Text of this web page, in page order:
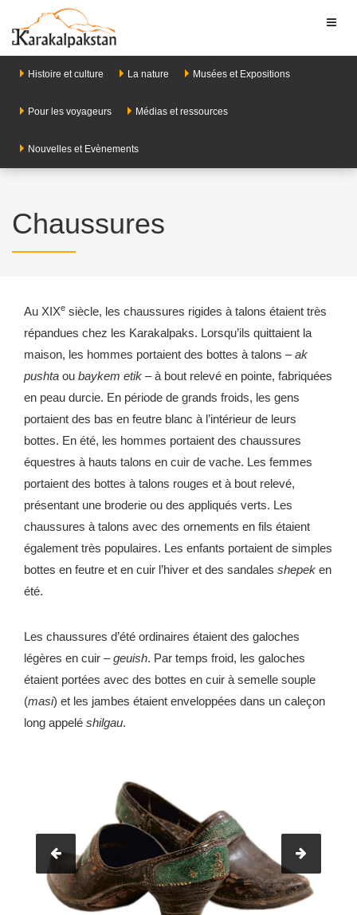
Histoire et culture La nature Musées et Expositions
Pour les voyageurs Médias et ressources
Nouvelles et Evènements
Chaussures
Au XIXe siècle, les chaussures rigides à talons étaient très
répandues chez les Karakalpaks. Lorsqu’ils quittaient la
maison, les hommes portaient des bottes à talons –ak
pushta ou baykem etik – à bout relevé en pointe, fabriquées
en peau durcie. En période de grands froids, les gens
portaient des bas en feutre blanc à l’intérieur de leurs
bottes. En été, les hommes portaient des chaussures
équestres à hauts talons en cuir de vache. Les femmes
portaient des bottes à talons rouges et à bout relevé,
présentant une broderie ou des appliqués verts. Les
chaussures à talons avec des ornements en fils étaient
également très populaires. Les enfants portaient de simples
bottes en feutre et en cuir l’hiver et des sandales shepek en
été.
Les chaussures d’été ordinaires étaient des galoches
légères en cuir –geuish. Par temps froid, les galoches
étaient portées avec des bottes en cuir à semelle souple
(masi) et les jambes étaient enveloppées dans un caleçon
long appelé shilgau.